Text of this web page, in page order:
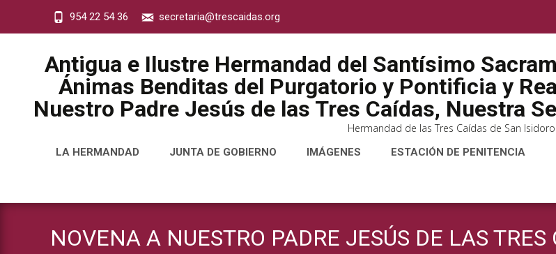
954 22 54 36 secretaria@trescaidas.org
Antigua e Ilustre Hermandad del Santísimo
Ánimas Benditas del Purgatorio y Pontificia y
Nuestro Padre Jesús de las Tres Caídas, Nuestra
Hermandad de las Tres Caídas de San Isidoro
LA HERMANDAD JUNTA DE GOBIERNO IMÁGENES ESTACIÓN DE PENITENCIA
NOVENA A NUESTRO PADRE JESÚS DE LAS TRES